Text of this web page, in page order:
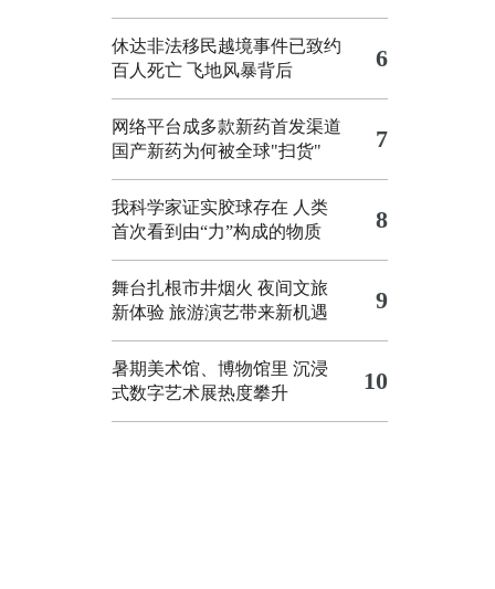
休达非法移民越境事件已致约
百人死亡 飞地风暴背后 6
网络平台成多款新药首发渠道
国产新药为何被全球"扫货"
7
我科学家证实胶球存在 人类
首次看到由“力”构成的物质
8
舞台扎根市井烟火 夜间文旅
新体验 旅游演艺带来新机遇 9
暑期美术馆、博物馆里 沉浸
式数字艺术展热度攀升
10